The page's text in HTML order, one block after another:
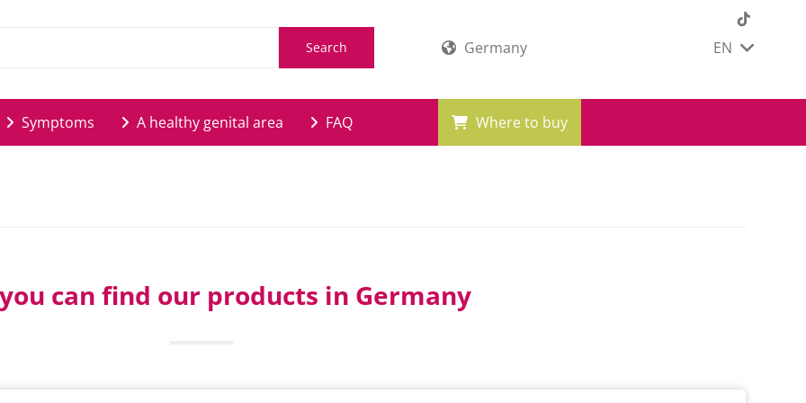
Search Germany EN
Symptoms A healthy genital area FAQ Where to buy
can find our products in Germany